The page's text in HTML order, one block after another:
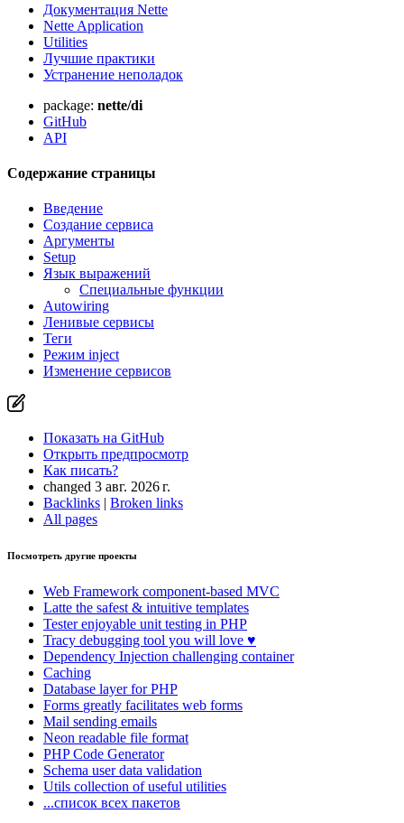
Документация Nette
Nette Application
Utilities
Лучшие практики
Устранение неполадок
package: nette/di
GitHub
API
Содержание страницы
Введение
Создание сервиса
Аргументы
Setup
Язык выражений
Специальные функции
Autowiring
Ленивые сервисы
Теги
Режим inject
Изменение сервисов
Показать на GitHub
Открыть предпросмотр
Как писать?
changed 3 авг. 2026 г.
Backlinks | Broken links
All pages
Посмотреть другие проекты
Web Framework component-based MVC
Latte the safest & intuitive templates
Testerenjoyable unit testing in PHP
Tracy debugging tool you will love ♥
Dependency Injection challenging container
Caching
Database layer for PHP
Forms greatly facilitates web forms
Mail sending emails
Neon readable file format
PHP Code Generator
Schema user data validation
Utils collection of useful utilities
...список всех пакетов